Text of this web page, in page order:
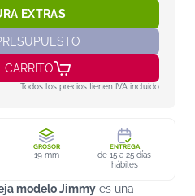
EXTRAS
CARRITO
Todos los precios tienen IVA incluido
GROSOR
19 mm
ENTREGA
de 15 a 25 días
hábiles
modelo Jimmy es una